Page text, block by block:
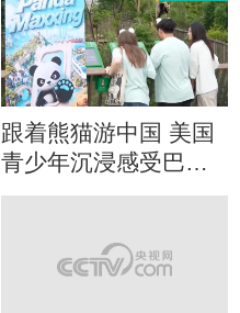
跟着熊猫游中国 美国
青少年沉浸感受巴蜀
文化